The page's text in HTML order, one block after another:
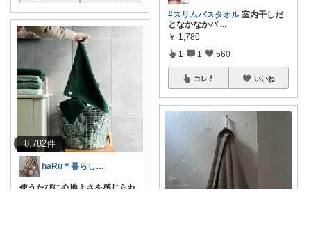
8,782件
haRu＊暮らし・こども・美容
使うたびに心地よさを感じられ
#スリムバスタオル室内干しだ
となかなかバ ...
￥ 1,780
1 1 560
コレ いいね